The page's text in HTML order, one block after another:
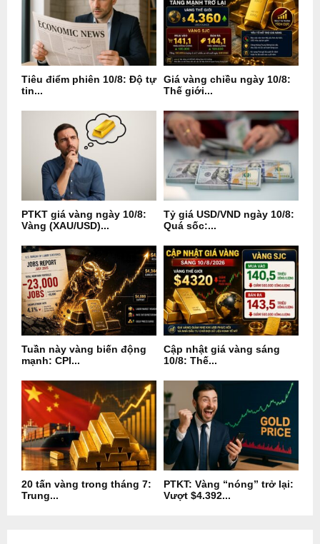
Tiêu điểm phiên 10/8: Độ tự
tin...
Giá vàng chiều ngày 10/8:
Thế giới...
PTKT giá vàng ngày 10/8:
Vàng (XAU/USD)...
Tỷ giá USD/VND ngày 10/8:
Quá sốc:...
Tuần này vàng biến động
mạnh: CPI...
Cập nhật giá vàng sáng
10/8: Thế...
20 tấn vàng trong tháng 7:
Trung...
PTKT: Vàng “nóng” trở lại:
Vượt $4.392...